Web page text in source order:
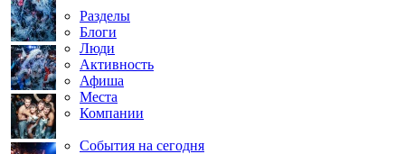
Разделы
Блоги
Люди
Активность
Афиша
Места
Компании
События на сегодня